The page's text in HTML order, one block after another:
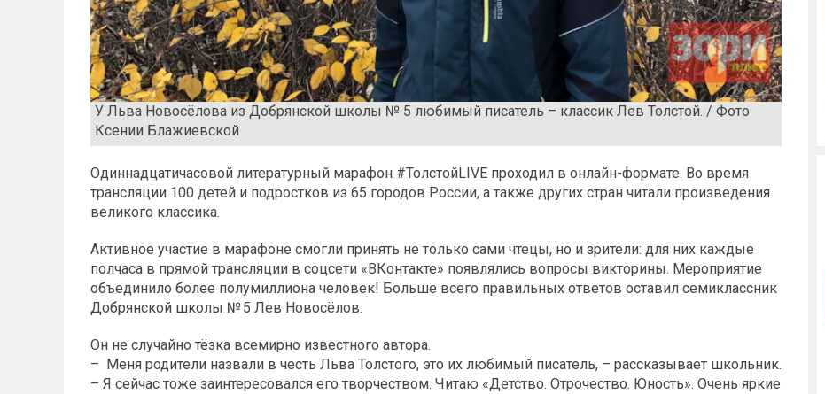
У Льва Новосёлова из Добрянской школы № 5 любимый писатель – классик Лев Толстой. / Фото
Ксении Блажиевской
Одиннадцатичасовой литературный марафон #ТолстойLIVE проходил в онлайн-формате. Во время
трансляции 100 детей и подростков из 65 городов России, а также других стран читали произведения
великого классика.
Активное участие в марафоне смогли принять не только сами чтецы, но и зрители: для них каждые
полчаса в прямой трансляции в соцсети «ВКонтакте» появлялись вопросы викторины. Мероприятие
объединило более полумиллиона человек! Больше всего правильных ответов оставил семиклассник
Добрянской школы № 5 Лев Новосёлов.
Он не случайно тёзка всемирно известного автора.
– Меня родители назвали в честь Льва Толстого, это их любимый писатель, – рассказывает школьник.
– Я сейчас тоже заинтересовался его творчеством. Читаю «Детство. Отрочество. Юность». Очень яркие